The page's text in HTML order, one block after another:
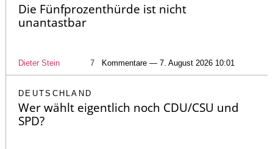
Die Fünfprozenthürde ist nicht
unantastbar
Dieter Stein 7 Kommentare — 7. August 2026 10:01
DEUTSCHLAND
Wer wählt eigentlich noch CDU/CSU und
SPD?